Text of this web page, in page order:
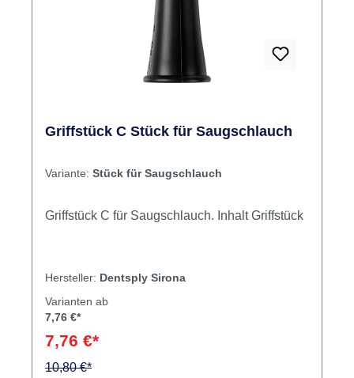
Griffstück C Stück für Saugschlauch
Variante: Stück für Saugschlauch
Griffstück C für Saugschlauch. Inhalt Griffstück
Hersteller: Dentsply Sirona
Varianten ab
7,76 €*
7,76 €*
10,80 €*